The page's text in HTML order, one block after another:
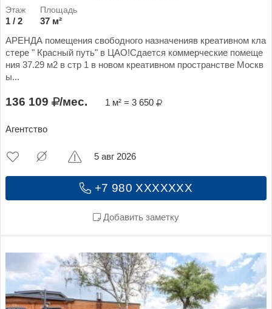
1 / 2
37 м²
АРЕНДА помещения свободного назначенияв креативном кла
стере " Красный путь" в ЦАО!Сдается коммерческие помеще
ния 37.29 м2 в стр 1 в новом креативном пространстве Москв
ы...
136 109 /мес. 1 м² = 3 650
Агентство
+7 980 XXXXXXX
Добавить заметку
5 авг 2026